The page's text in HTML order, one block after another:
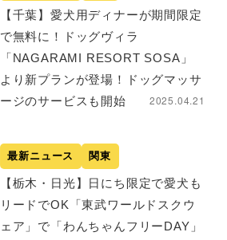
【千葉】愛犬用ディナーが期間限定
で無料に！ドッグヴィラ
「NAGARAMI RESORT SOSA」
より新プランが登場！ドッグマッサ
ージのサービスも開始
2025.04.21
最新ニュース 関東
【栃木・日光】日にち限定で愛犬も
リードでOK「東武ワールドスクウ
ェア」で「わんちゃんフリーDAY」